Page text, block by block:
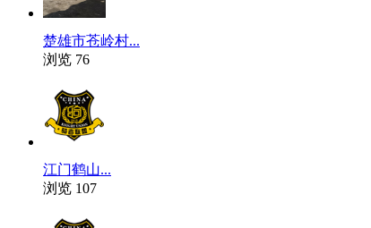
楚雄市苍岭村...
浏览 76
江门鹤山...
浏览 107